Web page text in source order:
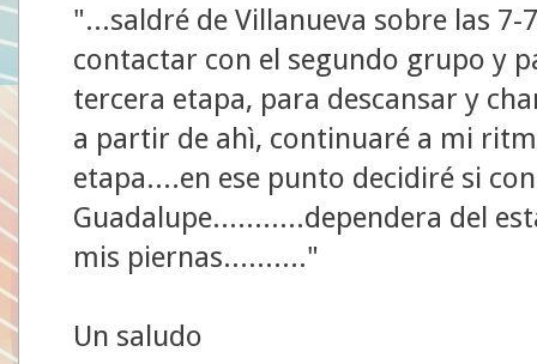
"...saldré de Villanueva sobre las
contactar con el segundo grupo y
tercera etapa, para descansar y
a partir de ahì, continuaré a mi
etapa....en ese punto decidiré si
Guadalupe...........dependera del
mis piernas.........."
Un saludo